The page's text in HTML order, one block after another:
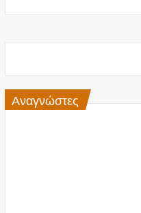
Αναγνώστες